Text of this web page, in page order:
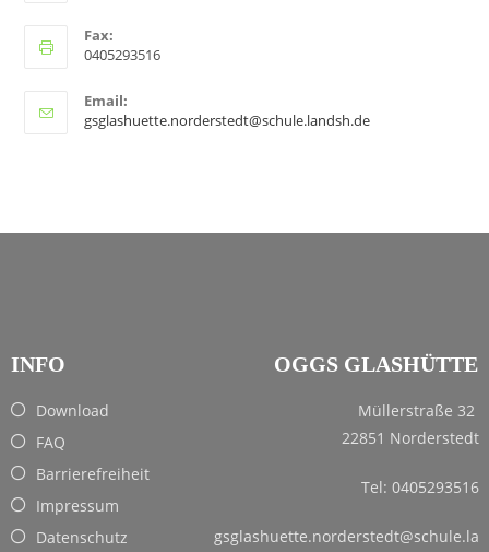
Fax:
0405293516
Email:
gsglashuette.norderstedt@schule.landsh.de
INFO
Download
FAQ
Barrierefreiheit
Impressum
Datenschutz
OGGS GLASHÜTTE
Müllerstraße 32
22851 Norderstedt
Tel: 0405293516
gsglashuette.norderstedt@schule.la